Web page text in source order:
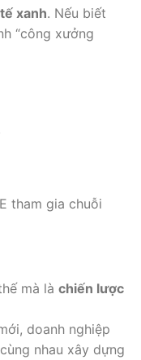
xanh. Nếu biết
“công xưởng
tham gia chuỗi
mà là chiến lược
doanh nghiệp
nhau xây dựng